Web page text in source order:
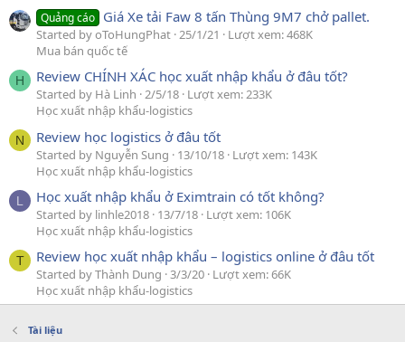
Quảng cáo Giá Xe tải Faw 8 tấn Thùng 9M7 chở pallet.
Started by oToHungPhat 25/1/21
Lượt xem: 468K
Mua bán quốc tế
H Review CHÍNH XÁC học xuất nhập khẩu ở đâu tốt?
Started by Hà Linh 2/5/18 Lượt xem: 233K
Học xuất nhập khẩu-logistics
N Review học logistics ở đâu tốt
Started by Nguyễn Sung 13/10/18 Lượt xem: 143K
Học xuất nhập khẩu-logistics
L Học xuất nhập khẩu ở Eximtrain có tốt không?
Started by linhle2018 13/7/18 Lượt xem: 106K
Học xuất nhập khẩu-logistics
T Review học xuất nhập khẩu – logistics online ở đâu tốt
Started by Thành Dung 3/3/20 Lượt xem: 66K
Học xuất nhập khẩu-logistics
Tài liệu